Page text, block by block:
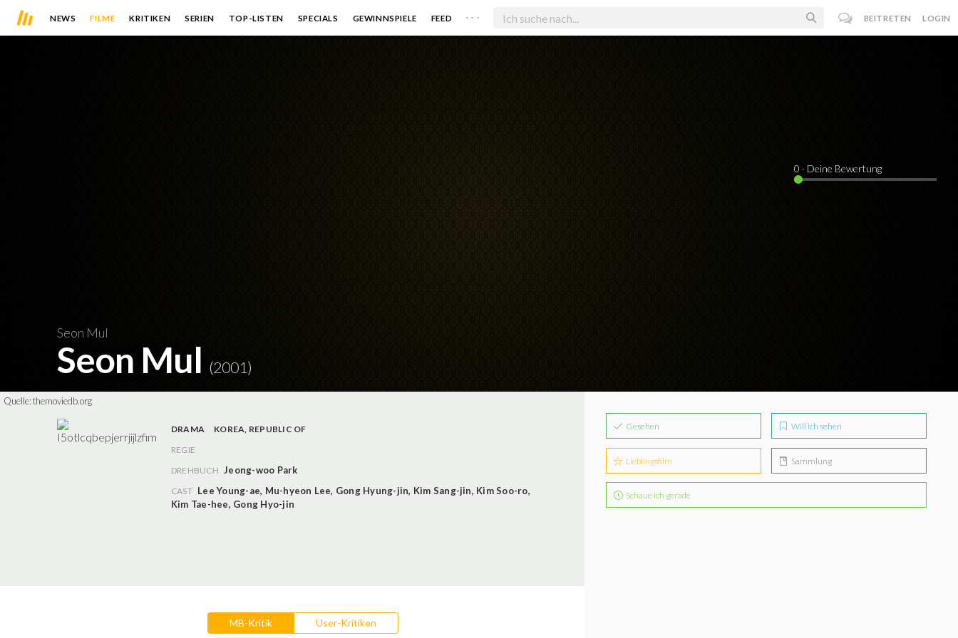
NEWS FILME KRITIKEN SERIEN TOP-LISTEN SPECIALS GEWINNSPIELE FEED . . . BEITRETEN LOGIN
Seon Mul
Seon Mul (2001)
0 · Deine Bewertung
Quelle:themoviedb.org
DRAMA
KOREA, REPUBLIC OF
REGIE
DREHBUCH Jeong-woo Park
CAST Lee Young-ae, Mu-hyeon Lee, Gong Hyung-jin, Kim Sang-jin, Kim Soo-ro,
Kim Tae-hee, Gong Hyo-jin
MB-Kritik User-Kritiken
Gesehen Will ich sehen
Lieblingsfilm Sammlung
Schaue ich gerade